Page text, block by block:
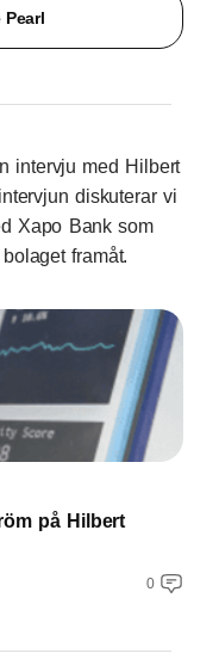
Pearl
intervju med Hilbert
diskuterar vi
Xapo Bank som
framåt.
på Hilbert
0